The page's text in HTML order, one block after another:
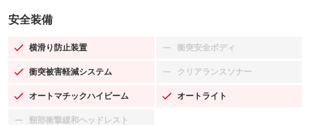
安全装備
横滑り防止装置
：装備あり 衝突安全ボディ
：装備なし
衝突被害軽減システム
：装備あり クリアランスソナー
：装備なし
オートマチックハイビーム
：装備あり オートライト
：装備あり
頸部衝撃緩和ヘッドレスト